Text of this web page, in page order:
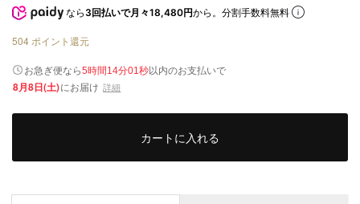
なら 3回払いで月々18,480円から。分割手数料無料
504 ポイント還元
お急ぎ便なら5時間14分01秒以内のお支払いで
8月8日(土)にお届け 詳細
カートに入れる